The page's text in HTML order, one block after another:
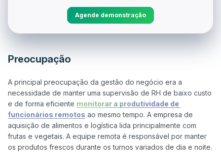
Agende demonstração
Preocupação
A principal preocupação da gestão do negócio era a
necessidade de manter uma supervisão de RH de baixo custo
e de forma eficiente monitorar a produtividade de
funcionários remotos ao mesmo tempo. A empresa de
aquisição de alimentos e logística lida principalmente com
frutas e vegetais. A equipe remota é responsável por manter